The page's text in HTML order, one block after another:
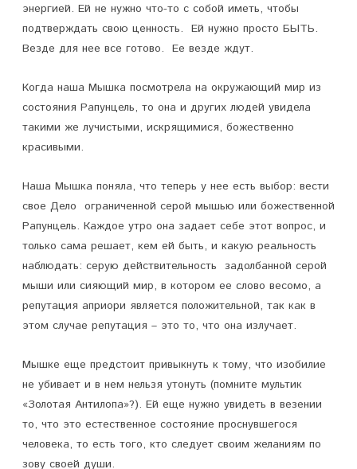
энергией. Ей не нужно что-то с собой иметь, чтобы
подтверждать свою ценность. Ей нужно просто БЫТЬ.
Везде для нее все готово. Ее везде ждут.
Когда наша Мышка посмотрела на окружающий мир из
состояния Рапунцель, то она и других людей увидела
такими же лучистыми, искрящимися, божественно
красивыми.
Наша Мышка поняла, что теперь у нее есть выбор: вести
свое Дело ограниченной серой мышью или божественной
Рапунцель. Каждое утро она задает себе этот вопрос, и
только сама решает, кем ей быть, и какую реальность
наблюдать: серую действительность задолбанной серой
мыши или сияющий мир, в котором ее слово весомо, а
репутация априори является положительной, так как в
этом случае репутация – это то, что она излучает.
Мышке еще предстоит привыкнуть к тому, что изобилие
не убивает и в нем нельзя утонуть (помните мультик
«Золотая Антилопа»?). Ей еще нужно увидеть в везении
то, что это естественное состояние проснувшегося
человека, то есть того, кто следует своим желаниям по
зову своей души.